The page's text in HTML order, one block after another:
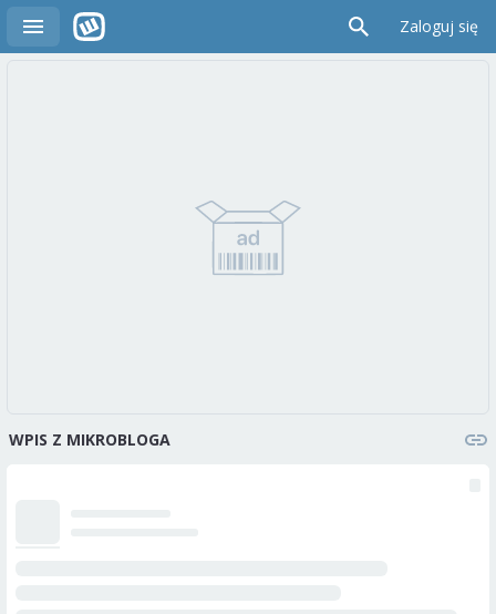
Zaloguj się
WPIS Z MIKROBLOGA